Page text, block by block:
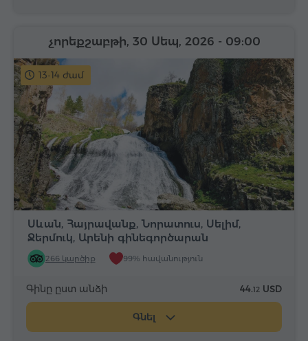
13-14 ժամ
Սևան, Հայրավանք, Նորատուս, Սելիմ,
Ջերմուկ, Արենի գինեգործարան
266 կարծիք 99% հավանություն
չորեքշաբթի, 30 Սեպ, 2026 - 09:00
Գինը ըստ անձի 44.12 USD
Գնել